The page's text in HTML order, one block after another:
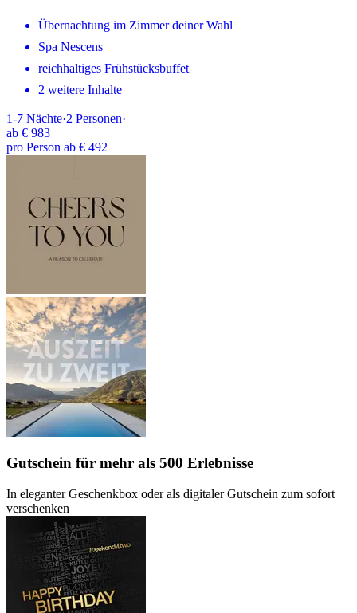
Übernachtung im Zimmer deiner Wahl
Spa Nescens
reichhaltiges Frühstücksbuffet
2 weitere Inhalte
1-7 Nächte·2 Personen·
ab € 983
pro Person ab € 492
Gutschein für mehr als 500 Erlebnisse
In eleganter Geschenkbox oder als digitaler Gutschein zum sofort
verschenken